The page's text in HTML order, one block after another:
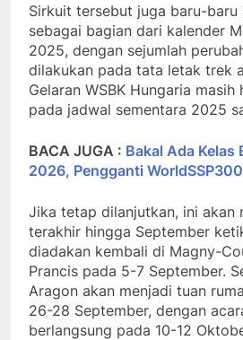
Sirkuit tersebut juga baru-baru
sebagai bagian dari kalender
2025, dengan sejumlah
dilakukan pada tata letak trek
Gelaran WSBK Hungaria
pada jadwal sementara 2025
BACA JUGA : Bakal Ada Kelas
2026, Pengganti
Jika tetap dilanjutkan, ini akan
terakhir hingga September
diadakan kembali di Magny-
Prancis pada 5-7 September.
Aragon akan menjadi tuan
26-28 September, dengan
berlangsung pada 10-12